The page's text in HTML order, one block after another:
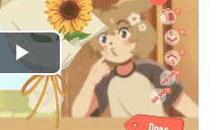
Play
Video